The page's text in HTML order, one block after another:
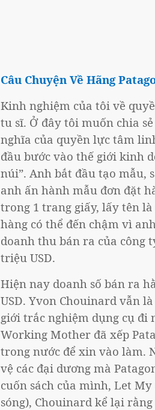
Câu Chuyện Về Hãng
Kinh nghiệm của tôi về
tu sĩ. Ở đây tôi muốn chia
nghĩa của quyền lực tâm
đầu bước vào thế giới kinh
núi”. Anh bắt đầu tạo mẫu,
anh ấn hành mẫu đơn đặt
trong 1 trang giấy, lấy tên
hàng có thể đến chậm vì
doanh thu bán ra của công
triệu USD.
Hiện nay doanh số bán ra
USD. Yvon Chouinard vẫn
giới trắc nghiệm dụng cụ đi
Working Mother đã xếp
trong nước để xin vào làm.
vệ các đại dương mà
cuốn sách của mình, Let
sóng), Chouinard kể lại